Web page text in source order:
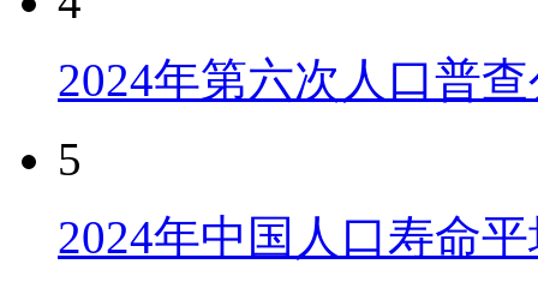
2024年第六次人口普
5
2024年中国人口寿命